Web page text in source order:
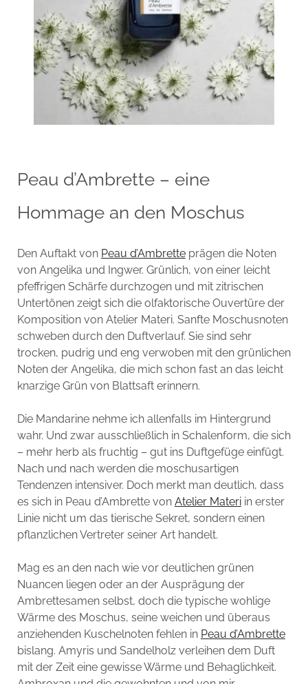
Peau d’Ambrette – eine
Hommage an den Moschus
Den Auftakt von Peau d’Ambretteprägen die Noten
von Angelika und Ingwer. Grünlich, von einer leicht
pfeffrigen Schärfe durchzogen und mit zitrischen
Untertönen zeigt sich die olfaktorische Ouvertüre der
Komposition von Atelier Materi. Sanfte Moschusnoten
schweben durch den Duftverlauf. Sie sind sehr
trocken, pudrig und eng verwoben mit den grünlichen
Noten der Angelika, die mich schon fast an das leicht
knarzige Grün von Blattsaft erinnern.
Die Mandarine nehme ich allenfalls im Hintergrund
wahr. Und zwar ausschließlich in Schalenform, die sich
– mehr herb als fruchtig – gut ins Duftgefüge einfügt.
Nach und nach werden die moschusartigen
Tendenzen intensiver. Doch merkt man deutlich, dass
es sich in Peau d’Ambrette von Atelier Materiin erster
Linie nicht um das tierische Sekret, sondern einen
pflanzlichen Vertreter seiner Art handelt.
Mag es an den nach wie vor deutlichen grünen
Nuancen liegen oder an der Ausprägung der
Ambrettesamen selbst, doch die typische wohlige
Wärme des Moschus, seine weichen und überaus
anziehenden Kuschelnoten fehlen in Peau d’Ambrette
bislang. Amyris und Sandelholz verleihen dem Duft
mit der Zeit eine gewisse Wärme und Behaglichkeit.